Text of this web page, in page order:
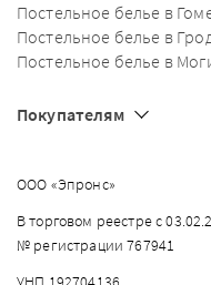
Постельное белье в
Постельное белье в
Постельное белье в
Покупателям
ООО «Эпронс»
В торговом реестре с
№ регистрации 767941